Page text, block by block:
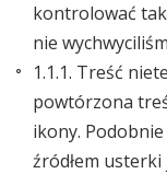
kontrolować
nie
1.1.1. Treść
powtórzona
ikony.
źródłem